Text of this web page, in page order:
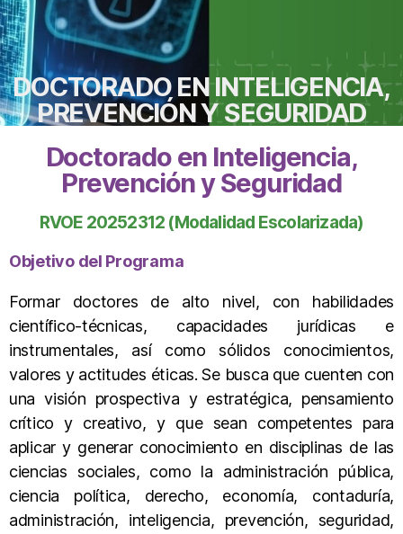
DOCTORADO EN INTELIGENCIA,
PREVENCIÓN Y SEGURIDAD
Doctorado en Inteligencia,
Prevención y Seguridad
RVOE 20252312 (Modalidad Escolarizada)
Objetivo del Programa
Formar doctores de alto nivel, con habilidades
científico-técnicas, capacidades jurídicas e
instrumentales, así como sólidos conocimientos,
valores y actitudes éticas. Se busca que cuenten con
una visión prospectiva y estratégica, pensamiento
crítico y creativo, y que sean competentes para
aplicar y generar conocimiento en disciplinas de las
ciencias sociales, como la administración pública,
ciencia política, derecho, economía, contaduría,
administración, inteligencia, prevención, seguridad,